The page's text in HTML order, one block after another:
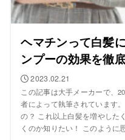
ヘマチンって白髪
ンプーの効果を徹
2023.02.21
この記事は大手メーカーで、
者によって執筆されています
の？ これ以上白髪を増やした
くのか知りたい！ このように